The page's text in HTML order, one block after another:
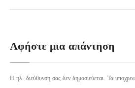
Αφήστε μια απάντηση
Η ηλ. διεύθυνση σας δεν δημοσιεύεται. Τα